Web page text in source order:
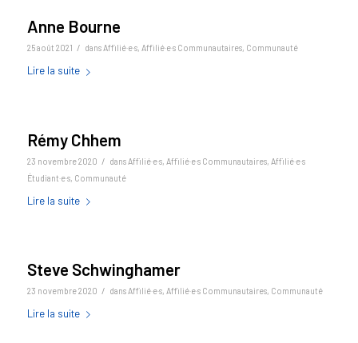
Anne Bourne
25 août 2021 / dans Affilié·e·s, Affilié·e·s Communautaires, Communauté
Lire la suite
Rémy Chhem
23 novembre 2020 / dans Affilié·e·s, Affilié·e·s Communautaires, Affilié·e·s
Étudiant·e·s, Communauté
Lire la suite
Steve Schwinghamer
23 novembre 2020 / dans Affilié·e·s, Affilié·e·s Communautaires, Communauté
Lire la suite